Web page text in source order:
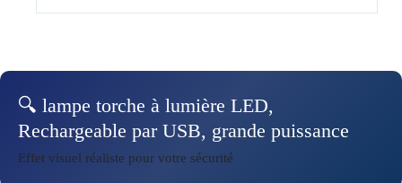
🔍 lampe torche à lumière LED,
Rechargeable par USB, grande puissance
Effet visuel réaliste pour votre sécurité